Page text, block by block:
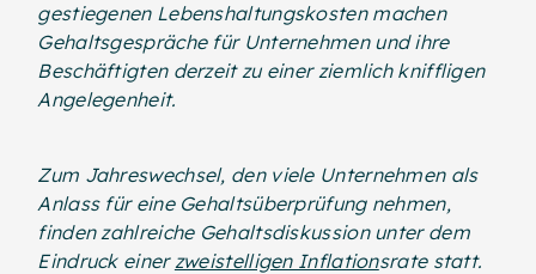
gestiegenen Lebenshaltungskosten machen
Gehaltsgespräche für Unternehmen und ihre
Beschäftigten derzeit zu einer ziemlich kniffligen
Angelegenheit.
Zum Jahreswechsel, den viele Unternehmen als
Anlass für eine Gehaltsüberprüfung nehmen,
finden zahlreiche Gehaltsdiskussion unter dem
Eindruck einer zweistelligen Inflationsrate statt.